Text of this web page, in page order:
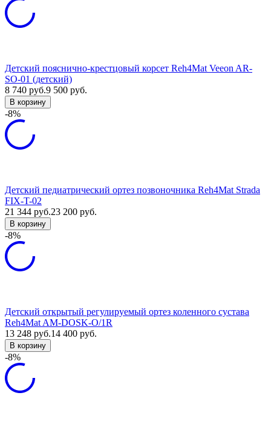
Детский пояснично-крестцовый корсет Reh4Mat Veeon AR-
SO-01 (детский)
8 740 руб.9 500 руб.
В корзину
-8%
Детский педиатрический ортез позвоночника Reh4Mat Strada
FIX-T-02
21 344 руб.23 200 руб.
В корзину
-8%
Детский открытый регулируемый ортез коленного сустава
Reh4Mat AM-DOSK-O/1R
13 248 руб.14 400 руб.
В корзину
-8%